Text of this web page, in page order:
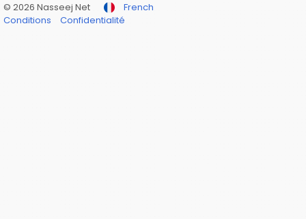
© 2026 Nasseej Net
French
Conditions
Confidentialité